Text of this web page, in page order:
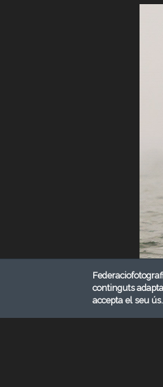
continguts
accepta el seu